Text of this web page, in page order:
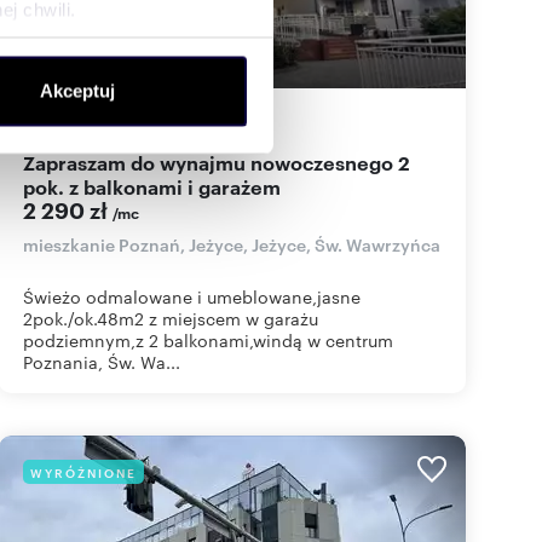
chwili.
społecznościowym,
od Ciebie lub
Akceptuj
48m 2 48zł/m
Zapraszam do wynajmu nowoczesnego 2
pok. z balkonami i garażem
2 290 zł /mc
mieszkanie Poznań, Jeżyce, Jeżyce, Św. Wawrzyńca
Świeżo odmalowane i umeblowane,jasne
2pok./ok.48m2 z miejscem w garażu
podziemnym,z 2 balkonami,windą w centrum
Poznania, Św. Wa...
WYRÓŻNIONE